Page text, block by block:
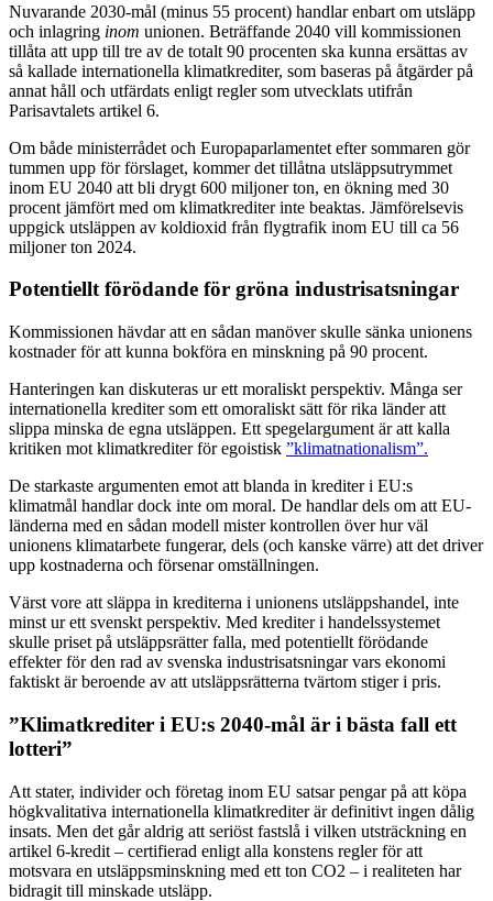
Nuvarande 2030-mål (minus 55 procent) handlar enbart om utsläpp
och inlagring inom unionen. Beträffande 2040 vill kommissionen
tillåta att upp till tre av de totalt 90 procenten ska kunna ersättas av
så kallade internationella klimatkrediter, som baseras på åtgärder på
annat håll och utfärdats enligt regler som utvecklats utifrån
Parisavtalets artikel 6.
Om både ministerrådet och Europaparlamentet efter sommaren gör
tummen upp för förslaget, kommer det tillåtna utsläppsutrymmet
inom EU 2040 att bli drygt 600 miljoner ton, en ökning med 30
procent jämfört med om klimatkrediter inte beaktas. Jämförelsevis
uppgick utsläppen av koldioxid från flygtrafik inom EU till ca 56
miljoner ton 2024.
Potentiellt förödande för gröna industrisatsningar
Kommissionen hävdar att en sådan manöver skulle sänka unionens
kostnader för att kunna bokföra en minskning på 90 procent.
Hanteringen kan diskuteras ur ett moraliskt perspektiv. Många ser
internationella krediter som ett omoraliskt sätt för rika länder att
slippa minska de egna utsläppen. Ett spegelargument är att kalla
kritiken mot klimatkrediter för egoistisk ”klimatnationalism”.
De starkaste argumenten emot att blanda in krediter i EU:s
klimatmål handlar dock inte om moral. De handlar dels om att EU-
länderna med en sådan modell mister kontrollen över hur väl
unionens klimatarbete fungerar, dels (och kanske värre) att det driver
upp kostnaderna och försenar omställningen.
Värst vore att släppa in krediterna i unionens utsläppshandel, inte
minst ur ett svenskt perspektiv. Med krediter i handelssystemet
skulle priset på utsläppsrätter falla, med potentiellt förödande
effekter för den rad av svenska industrisatsningar vars ekonomi
faktiskt är beroende av att utsläppsrätterna tvärtom stiger i pris.
”Klimatkrediter i EU:s 2040-mål är i bästa fall ett
lotteri”
Att stater, individer och företag inom EU satsar pengar på att köpa
högkvalitativa internationella klimatkrediter är definitivt ingen dålig
insats. Men det går aldrig att seriöst fastslå i vilken utsträckning en
artikel 6-kredit – certifierad enligt alla konstens regler för att
motsvara en utsläppsminskning med ett ton CO2 – i realiteten har
bidragit till minskade utsläpp.